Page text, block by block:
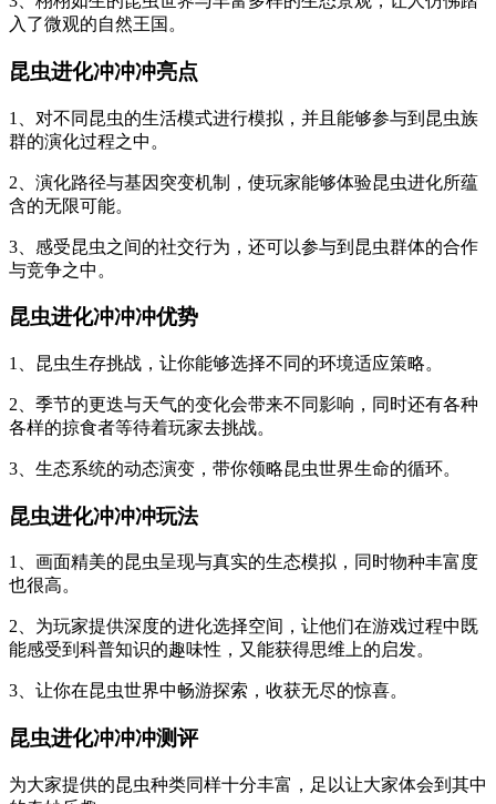
入了微观的自然王国。
昆虫进化冲冲冲亮点
1、对不同昆虫的生活模式进行模拟，并且能够参与到昆虫族
群的演化过程之中。
2、演化路径与基因突变机制，使玩家能够体验昆虫进化所蕴
含的无限可能。
3、感受昆虫之间的社交行为，还可以参与到昆虫群体的合作
与竞争之中。
昆虫进化冲冲冲优势
1、昆虫生存挑战，让你能够选择不同的环境适应策略。
2、季节的更迭与天气的变化会带来不同影响，同时还有各种
各样的掠食者等待着玩家去挑战。
3、生态系统的动态演变，带你领略昆虫世界生命的循环。
昆虫进化冲冲冲玩法
1、画面精美的昆虫呈现与真实的生态模拟，同时物种丰富度
也很高。
2、为玩家提供深度的进化选择空间，让他们在游戏过程中既
能感受到科普知识的趣味性，又能获得思维上的启发。
3、让你在昆虫世界中畅游探索，收获无尽的惊喜。
昆虫进化冲冲冲测评
为大家提供的昆虫种类同样十分丰富，足以让大家体会到其中